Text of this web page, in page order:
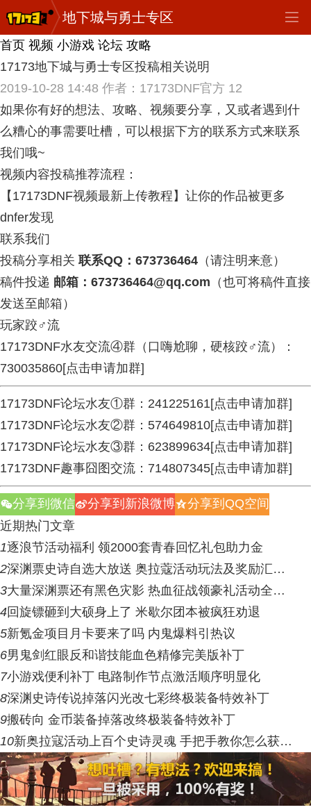
地下城与勇士专区
首页 视频 小游戏 论坛 攻略
17173地下城与勇士专区投稿相关说明
2019-10-28 14:48 作者：17173DNF官方 12
如果你有好的想法、攻略、视频要分享，又或者遇到什
么糟心的事需要吐槽，可以根据下方的联系方式来联系
我们哦~
视频内容投稿推荐流程：
【17173DNF视频最新上传教程】让你的作品被更多
dnfer发现
联系我们
投稿分享相关 联系QQ：673736464 （请注明来意）
稿件投递 邮箱：673736464@qq.com （也可将稿件直接
发送至邮箱）
玩家跤♂流
17173DNF水友交流④群（口嗨尬聊，硬核跤♂流）：
730035860[点击申请加群]
17173DNF论坛水友①群：241225161[点击申请加群]
17173DNF论坛水友②群：574649810[点击申请加群]
17173DNF论坛水友③群：623899634[点击申请加群]
17173DNF趣事囧图交流：714807345[点击申请加群]
w分享到微信t分享到新浪微博z分享到QQ空间
近期热门文章
1逐浪节活动福利 领2000套青春回忆礼包助力金
2深渊票史诗自选大放送 奥拉蔻活动玩法及奖励汇…
3大量深渊票还有黑色灾影 热血征战领豪礼活动全…
4回旋镖砸到大硕身上了 米歇尔团本被疯狂劝退
5新氪金项目月卡要来了吗 内鬼爆料引热议
6男鬼剑红眼反和谐技能血色精修完美版补丁
7小游戏便利补丁 电路制作节点激活顺序明显化
8深渊史诗传说掉落闪光改七彩终极装备特效补丁
9搬砖向 金币装备掉落改终极装备特效补丁
10新奥拉寇活动上百个史诗灵魂 手把手教你怎么获…